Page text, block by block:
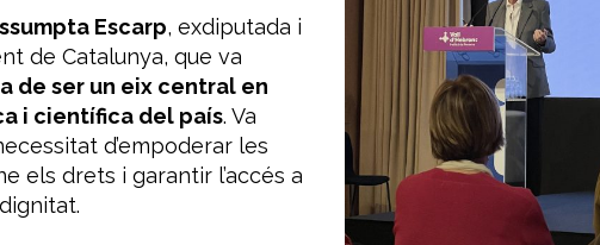
Escarp, exdiputada i
de Catalunya, que va
de ser un eix central en
i científica del país. Va
d’empoderar les
els drets i garantir l’accés a